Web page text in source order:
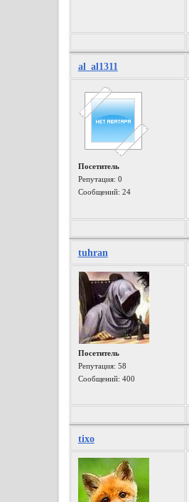
al_al1311
Посетитель
Репутация: 0
Сообщений: 24
tuhran
Посетитель
Репутация: 58
Сообщений: 400
tixo